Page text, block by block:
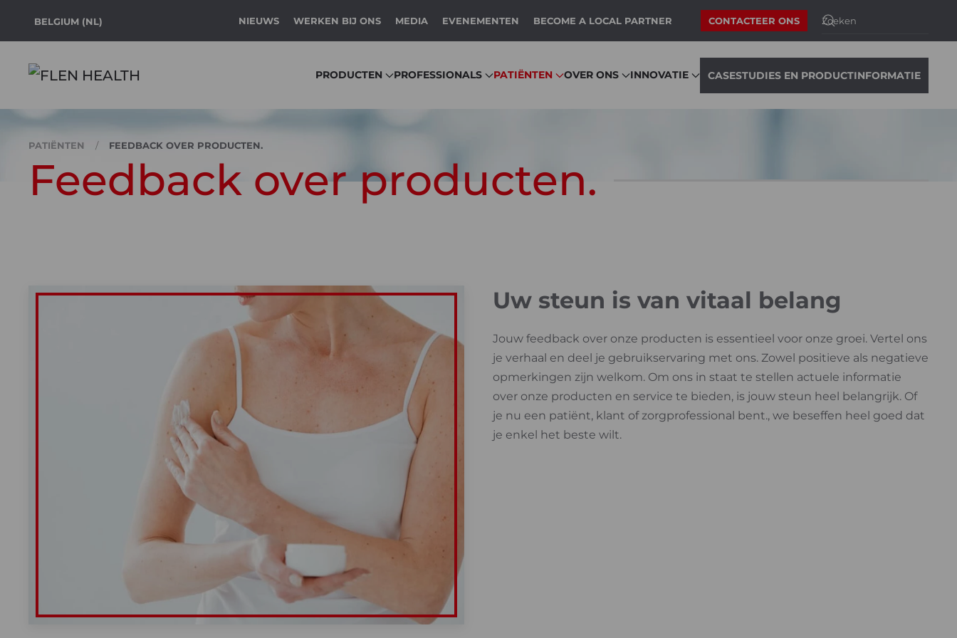
BELGIUM (NL) NIEUWS WERKEN BIJ ONS MEDIA EVENEMENTEN BECOME A LOCAL PARTNER CONTACTEER ONS
PRODUCTEN PROFESSIONALS PATIËNTEN OVER ONS INNOVATIE CASESTUDIES EN PRODUCTINFORMATIE
PATIËNTEN FEEDBACK OVER PRODUCTEN.
Feedback over producten.
Uw steun is van vitaal belang
Jouw feedback over onze producten is essentieel voor onze groei. Vertel ons
je verhaal en deel je gebruikservaring met ons. Zowel positieve als negatieve
opmerkingen zijn welkom. Om ons in staat te stellen actuele informatie
over onze producten en service te bieden, is jouw steun heel belangrijk. Of
je nu een patiënt, klant of zorgprofessional bent., we beseffen heel goed dat
je enkel het beste wilt.